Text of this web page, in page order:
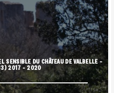
SENSIBLE DU CHÂTEAU DE VALBELLE –
2017 – 2020